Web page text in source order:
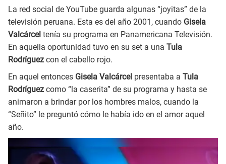
La red social de YouTube guarda algunas “joyitas” de la
televisión peruana. Esta es del año 2001, cuando Gisela
Valcárcel tenía su programa en Panamericana Televisión.
En aquella oportunidad tuvo en su set a una Tula
Rodríguez con el cabello rojo.
En aquel entonces Gisela Valcárcel presentaba a Tula
Rodríguez como “la caserita” de su programa y hasta se
animaron a brindar por los hombres malos, cuando la
“Señito” le preguntó cómo le había ido en el amor aquel
año.